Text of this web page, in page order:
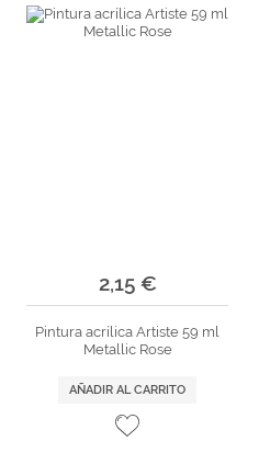
2,15 €
Pintura acrílica Artiste 59 ml
Metallic Rose
AÑADIR AL CARRITO